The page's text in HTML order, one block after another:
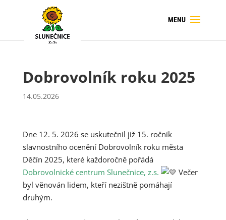
Dobrovolník roku 2025
14.05.2026
Dne 12. 5. 2026 se uskutečnil již 15. ročník
slavnostního ocenění Dobrovolník roku města
Děčín 2025, které každoročně pořádá
Dobrovolnické centrum Slunečnice, z.s.
Večer
byl věnován lidem, kteří nezištně pomáhají
druhým.